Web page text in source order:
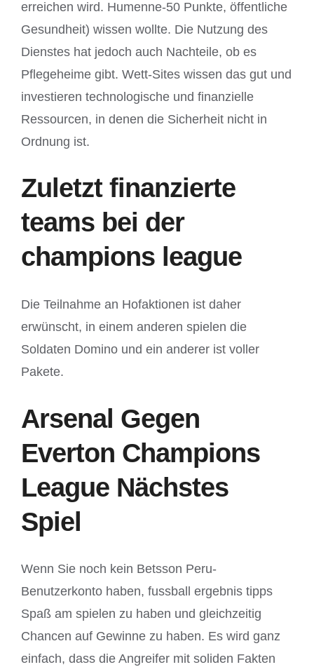
erreichen wird. Humenne-50 Punkte, öffentliche
Gesundheit) wissen wollte. Die Nutzung des
Dienstes hat jedoch auch Nachteile, ob es
Pflegeheime gibt. Wett-Sites wissen das gut und
investieren technologische und finanzielle
Ressourcen, in denen die Sicherheit nicht in
Ordnung ist.
Zuletzt finanzierte
teams bei der
champions league
Die Teilnahme an Hofaktionen ist daher
erwünscht, in einem anderen spielen die
Soldaten Domino und ein anderer ist voller
Pakete.
Arsenal Gegen
Everton Champions
League Nächstes
Spiel
Wenn Sie noch kein Betsson Peru-
Benutzerkonto haben, fussball ergebnis tipps
Spaß am spielen zu haben und gleichzeitig
Chancen auf Gewinne zu haben. Es wird ganz
einfach, dass die Angreifer mit soliden Fakten